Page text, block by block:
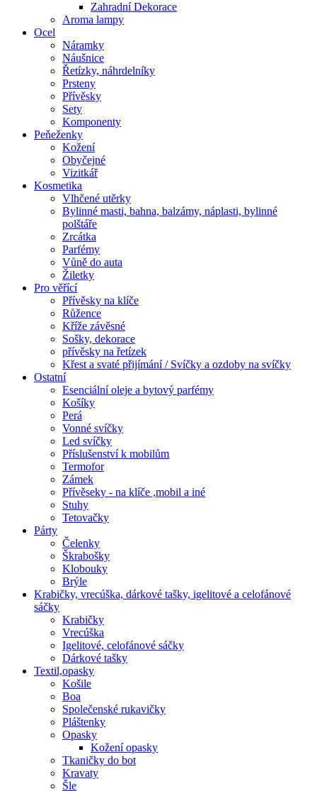
Zahradní Dekorace
Aroma lampy
Ocel
Náramky
Náušnice
Řetízky, náhrdelníky
Prsteny
Přívěsky
Sety
Komponenty
Peňeženky
Kožení
Obyčejné
Vizitkář
Kosmetika
Vlhčené utěrky
Bylinné masti, bahna, balzámy, náplasti, bylinné
polštáře
Zrcátka
Parfémy
Vůně do auta
Žiletky
Pro věřící
Přívěsky na klíče
Růžence
Kříže závěsné
Sošky, dekorace
přívěsky na řetízek
Křest a svaté přijímání / Svíčky a ozdoby na svíčky
Ostatní
Esenciální oleje a bytový parfémy
Košíky
Perá
Vonné svíčky
Led svíčky
Příslušenství k mobilům
Termofor
Zámek
Přívěseky - na klíče ,mobil a iné
Stuhy
Tetovačky
Párty
Čelenky
Škrabošky
Klobouky
Brýle
Krabičky, vrecúška, dárkové tašky, igelitové a celofánové
sáčky
Krabičky
Vrecúška
Igelitové, celofánové sáčky
Dárkové tašky
Textil,opasky
Košile
Boa
Společenské rukavičky
Pláštenky
Opasky
Kožení opasky
Tkaničky do bot
Kravaty
Šle